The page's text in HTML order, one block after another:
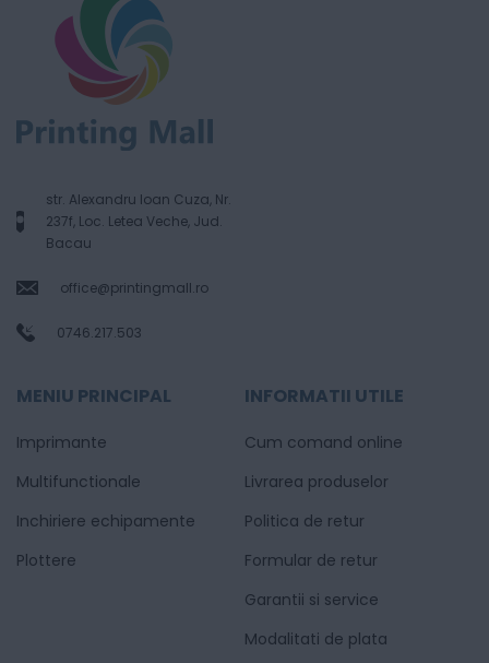
str. Alexandru Ioan Cuza, Nr.
237f, Loc. Letea Veche, Jud.
Bacau
office@printingmall.ro
0746.217.503
MENIU PRINCIPAL
Imprimante
Multifunctionale
Inchiriere echipamente
Plottere
INFORMATII UTILE
Cum comand online
Livrarea produselor
Politica de retur
Formular de retur
Garantii si service
Modalitati de plata